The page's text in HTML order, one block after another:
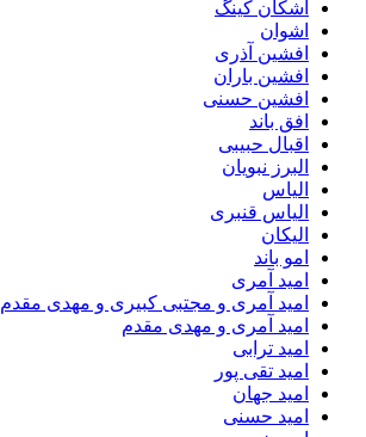
اشکان کینگ
اشوان
افشین آذری
افشین باران
افشین حسنی
افق باند
اقبال حبیبی
البرز نبویان
الیاس
الیاس قنبرى
الیکان
امو باند
امید آمری
امید آمری و مجتبی کبیری و مهدى مقدم
امید آمری و مهدی مقدم
امید ترابی
امید تقی پور
امید جهان
امید حسنی